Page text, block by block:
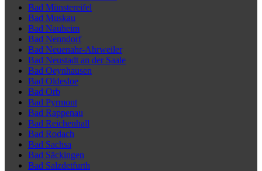
Bad Münstereifel
Bad Muskau
Bad Nauheim
Bad Nenndorf
Bad Neuenahr-Ahrweiler
Bad Neustadt an der Saale
Bad Oeynhausen
Bad Oldesloe
Bad Orb
Bad Pyrmont
Bad Rappenau
Bad Reichenhall
Bad Rodach
Bad Sachsa
Bad Säckingen
Bad Salzdetfurth